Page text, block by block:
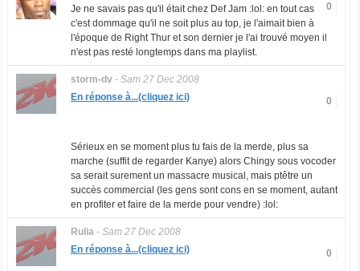
0
Je ne savais pas qu'il était chez Def Jam :lol: en tout cas
c'est dommage qu'il ne soit plus au top, je l'aimait bien à
l'époque de Right Thur et son dernier je l'ai trouvé moyen il
n'est pas resté longtemps dans ma playlist.
storm-dv- Sam 27 Dec 2008
0
En réponse à...(cliquez ici)
Sérieux en se moment plus tu fais de la merde, plus sa
marche (suffit de regarder Kanye) alors Chingy sous vocoder
sa serait surement un massacre musical, mais ptêtre un
succès commercial (les gens sont cons en se moment, autant
en profiter et faire de la merde pour vendre) :lol:
Rulia- Sam 27 Dec 2008
0
En réponse à...(cliquez ici)